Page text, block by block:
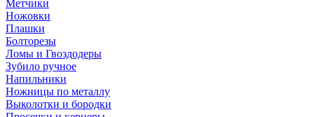
Метчики
Ножовки
Плашки
Болторезы
Ломы и Гвоздодеры
Зубило ручное
Напильники
Ножницы по металлу
Выколотки и бородки